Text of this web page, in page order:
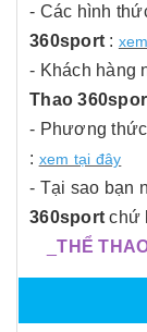
- Các hình
360sport :
- Khách hàng
Thao
- Phương
: xem tại đây
- Tại sao bạn
360sport chứ
_THỂ